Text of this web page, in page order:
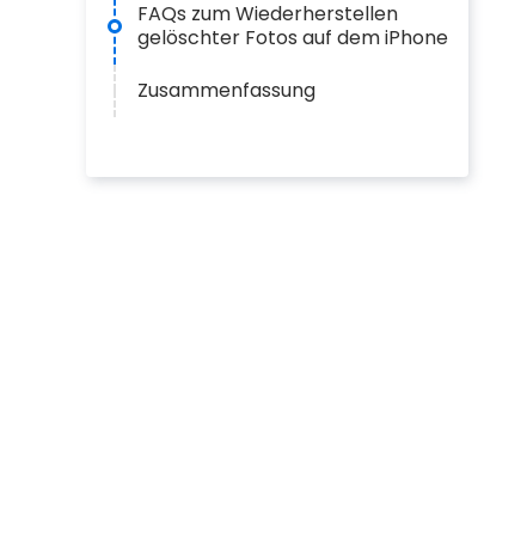
FAQs zum Wiederherstellen
gelöschter Fotos auf dem iPhone
Zusammenfassung